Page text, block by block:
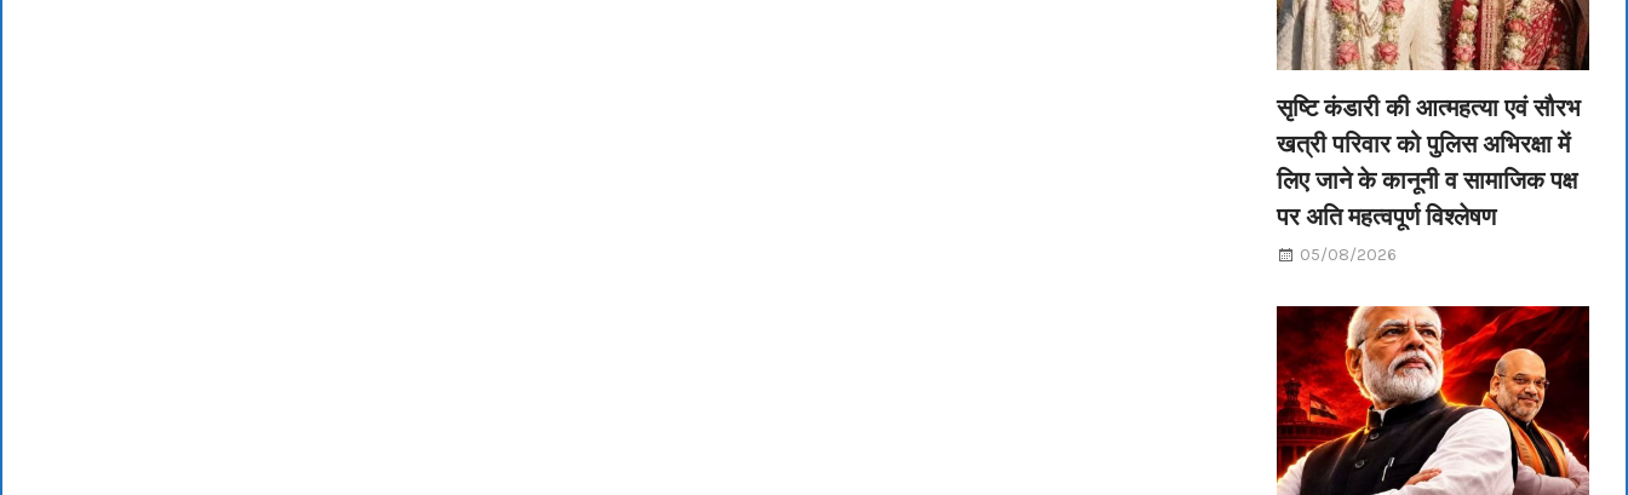
सृष्टि कंडारी की आत्महत्या एवं सौरभ
खत्री परिवार को पुलिस अभिरक्षा में
लिए जाने के कानूनी व सामाजिक पक्ष
पर अति महत्वपूर्ण विश्लेषण
05/08/2026